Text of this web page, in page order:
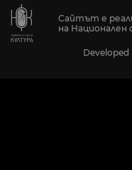
Сайтът е
на Национален
Developed